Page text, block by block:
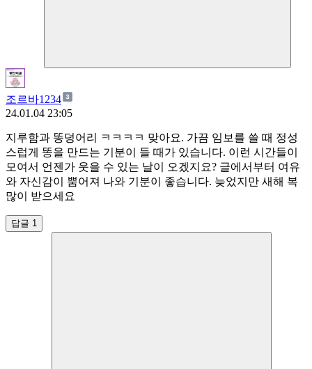
조르바1234
24.01.04 23:05
지루함과 똥덩어리 ㅋㅋㅋㅋ 맞아요. 가끔 임보를 쓸 때 정성
스럽게 똥을 만드는 기분이 들 때가 있습니다. 이런 시간들이
모여서 언젠가 웃을 수 있는 날이 오겠지요? 글에서부터 여유
와 자신감이 뿜어져 나와 기분이 좋습니다. 늦었지만 새해 복
많이 받으세요
답글 1